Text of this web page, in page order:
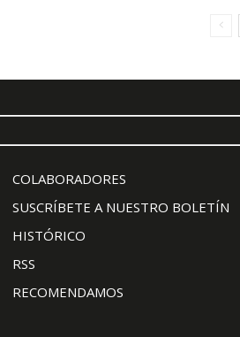
COLABORADORES
SUSCRÍBETE A NUESTRO BOLETÍN
HISTÓRICO
RSS
RECOMENDAMOS